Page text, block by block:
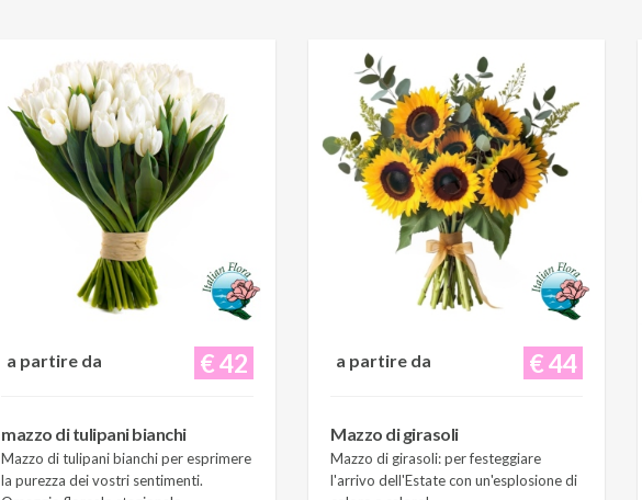
€ 42
a partire da
mazzo di tulipani bianchi
Mazzo di tulipani bianchi per esprimere
la purezza dei vostri sentimenti.
€ 44
a partire da
Mazzo di girasoli
Mazzo di girasoli: per festeggiare
l'arrivo dell'Estate con un'esplosione di